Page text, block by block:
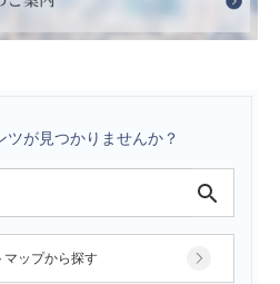
ツが見つかりませんか？
マップから探す